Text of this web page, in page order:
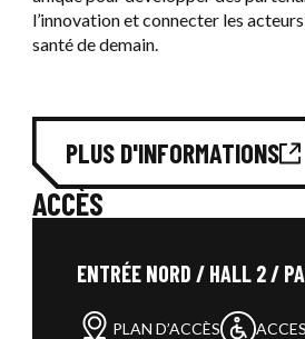
l’innovation et connecter les
santé de demain.
PLUS D'INFORMATIONS
ACCÈS
ENTRÉE NORD / HALL 2 /
PLAN D’ACCÈS